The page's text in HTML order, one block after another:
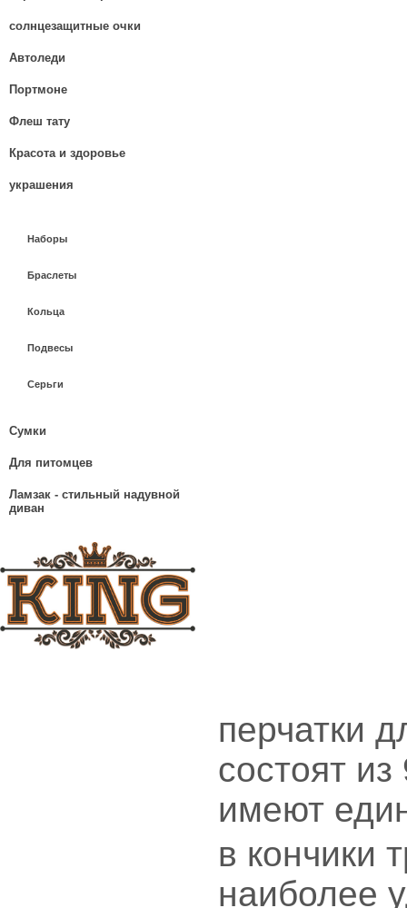
солнцезащитные очки
Автоледи
Портмоне
Флеш тату
Красота и здоровье
украшения
Наборы
Браслеты
Кольца
Подвесы
Серьги
Сумки
Для питомцев
Ламзак - стильный надувной
диван
перчатки
состоят
имеют
в кончики
наиболее